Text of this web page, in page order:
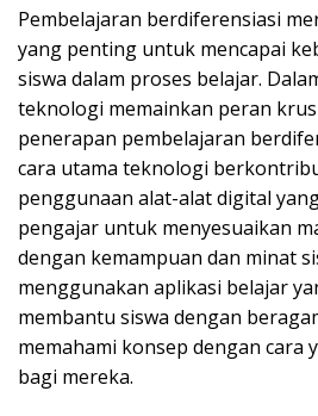
Pembelajaran berdiferensiasi
yang penting untuk mencapai
siswa dalam proses belajar.
teknologi memainkan peran
penerapan pembelajaran
cara utama teknologi
penggunaan alat-alat digital
pengajar untuk menyesuaikan
dengan kemampuan dan minat
menggunakan aplikasi belajar
membantu siswa dengan
memahami konsep dengan cara
bagi mereka.